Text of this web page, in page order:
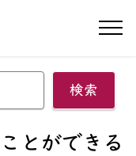
ナ
検索
とができる